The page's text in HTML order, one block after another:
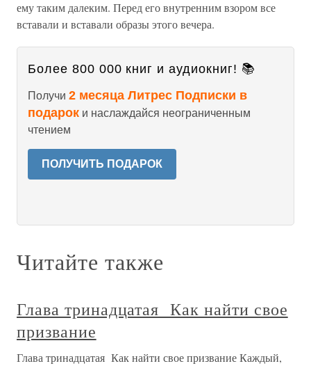
ему таким далеким. Перед его внутренним взором все
вставали и вставали образы этого вечера.
Более 800 000 книг и аудиокниг! 📚
Получи 2 месяца Литрес Подписки в
подарок и наслаждайся неограниченным
чтением
ПОЛУЧИТЬ ПОДАРОК
Читайте также
Глава тринадцатая Как найти свое
призвание
Глава тринадцатая Как найти свое призвание Каждый,